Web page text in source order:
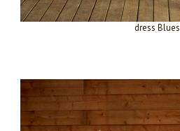
dress Blues